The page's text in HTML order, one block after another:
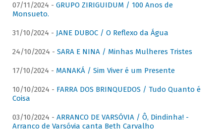
07/11/2024 - GRUPO ZIRIGUIDUM / 100 Anos de
Monsueto.
31/10/2024 - JANE DUBOC / O Reflexo da Água
24/10/2024 - SARA E NINA / Minhas Mulheres Tristes
17/10/2024 - MANAKÁ / Sim Viver é um Presente
10/10/2024 - FARRA DOS BRINQUEDOS / Tudo Quanto é
Coisa
03/10/2024 - ARRANCO DE VARSÓVIA / Ô, Dindinha! -
Arranco de Varsóvia canta Beth Carvalho